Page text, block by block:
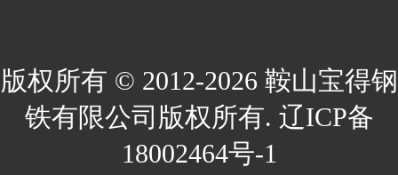
版权所有 © 2012-2026 鞍山宝得钢
铁有限公司版权所有. 辽ICP备
18002464号-1